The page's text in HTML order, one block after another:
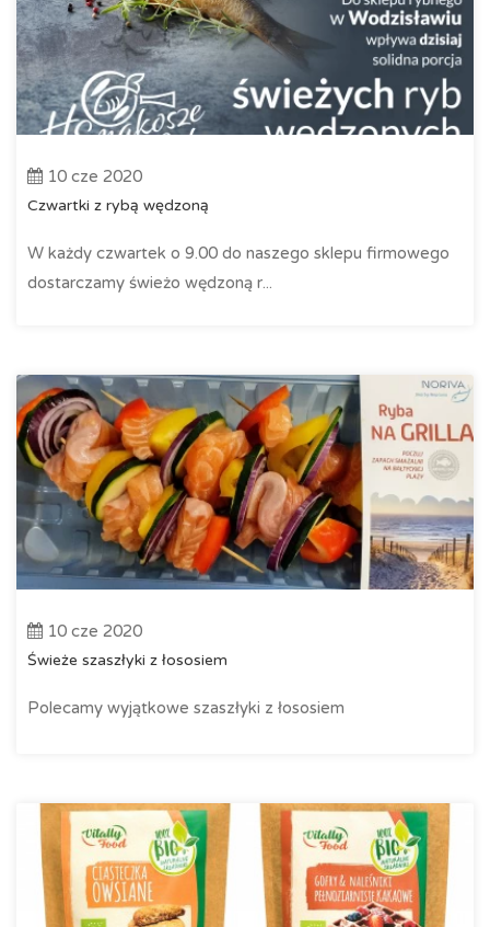
10 cze 2020
Czwartki z rybą wędzoną
W każdy czwartek o 9.00 do naszego sklepu firmowego
dostarczamy świeżo wędzoną r...
10 cze 2020
Świeże szaszłyki z łososiem
Polecamy wyjątkowe szaszłyki z łososiem